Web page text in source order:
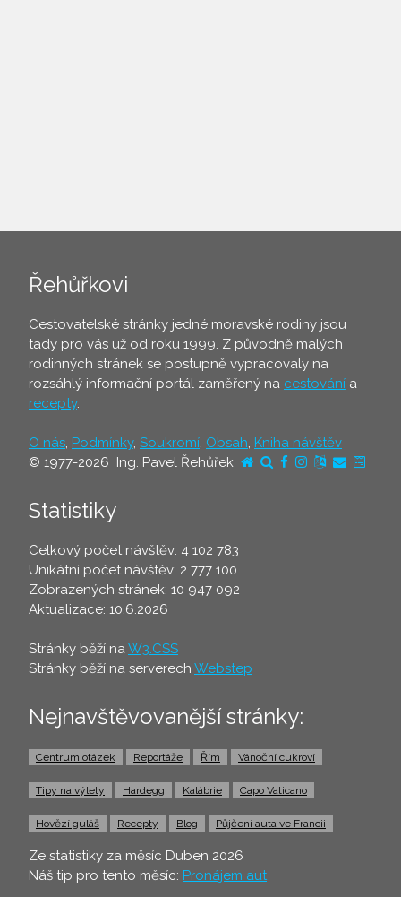
Řehůřkovi
Cestovatelské stránky jedné moravské rodiny jsou
tady pro vás už od roku 1999. Z původně malých
rodinných stránek se postupně vypracovaly na
rozsáhlý informační portál zaměřený na cestování a
recepty.
O nás, Podmínky, Soukromí, Obsah, Kniha návštěv
© 1977-2026 Ing. Pavel Řehůřek
Statistiky
Celkový počet návštěv: 4 102 783
Unikátní počet návštěv: 2 777 100
Zobrazených stránek: 10 947 092
Aktualizace: 10.6.2026
Stránky běží naW3.CSS
Stránky běží na serverech Webstep
Nejnavštěvovanější stránky:
Centrum otázek Reportáže Řím Vánoční cukroví
Tipy na výlety Hardegg Kalábrie Capo Vaticano
Hovězí guláš Recepty Blog Půjčení auta ve Francii
Ze statistiky za měsíc Duben 2026
Náš tip pro tento měsíc: Pronájem aut